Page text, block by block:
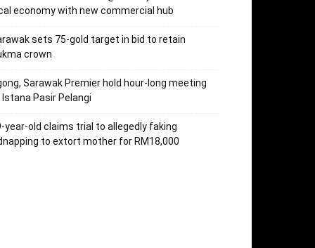
economy with new commercial hub
sets 75-gold target in bid to retain
crown
Sarawak Premier hold hour-long meeting
Pasir Pelangi
year-old claims trial to allegedly faking
to extort mother for RM18,000